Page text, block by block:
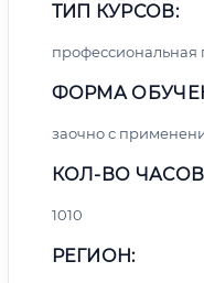
ТИП КУРСОВ:
профессиональная
ФОРМА
заочно с
КОЛ-ВО
1010
РЕГИОН: